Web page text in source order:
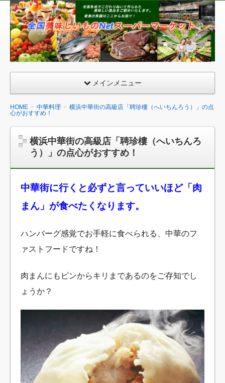
全
国
美
味
も
の
ネ
ッ
ト
ー
パ
ー
メインメニュー
HOME 中華料理
横浜中華街の高級店「聘珍樓（へいちんろう）」の点
心がおすすめ！
横浜中華街の高級店「聘珍樓（へいちんろ
う）」の点心がおすすめ！
中華街に行くと必ずと言っていいほど「肉
まん」が食べたくなります。
ハンバーグ感覚でお手軽に食べられる、中華のフ
ァストフードですね！
肉まんにもピンからキリまであるのをご存知でし
ょうか？